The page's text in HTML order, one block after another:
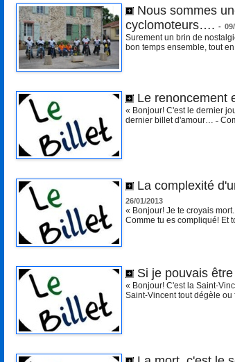
Nous sommes
cyclomoteurs…. -
Surement un brin de
bon temps ensemble, tout
Le renoncement
« Bonjour! C'est le dernier
dernier billet d'amour… ˗
La complexité
26/01/2013
« Bonjour! Je te croyais
Comme tu es compliqué! Et
Si je pouvais
« Bonjour! C'est la Saint-
Saint-Vincent tout dégèle